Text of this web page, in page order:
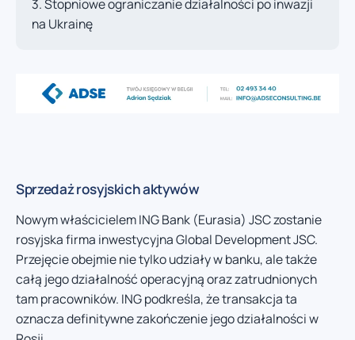
Stopniowe ograniczanie działalności po inwazji
na Ukrainę
Sprzedaż rosyjskich aktywów
Nowym właścicielem ING Bank (Eurasia) JSC zostanie
rosyjska firma inwestycyjna Global Development JSC.
Przejęcie obejmie nie tylko udziały w banku, ale także
całą jego działalność operacyjną oraz zatrudnionych
tam pracowników. ING podkreśla, że transakcja ta
oznacza definitywne zakończenie jego działalności w